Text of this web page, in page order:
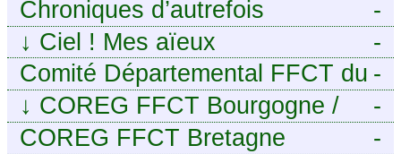
-
Chroniques d’autrefois
-
↓ Ciel ! Mes aïeux
-
Comité Départemental FFCT du
Cher
-
↓ COREG FFCT Bourgogne /
Franche-Comté
-
COREG FFCT Bretagne